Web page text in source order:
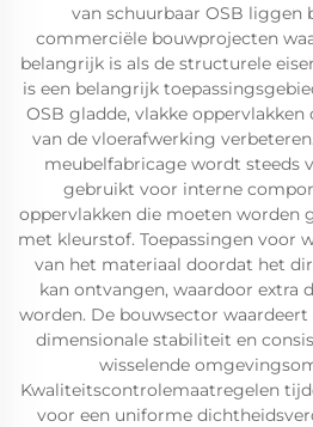
van schuurbaar OSB liggen
commerciële bouwprojecten
belangrijk is als de structurele
is een belangrijk
OSB gladde, vlakke
van de vloerafwerking
meubelfabricage wordt steeds
gebruikt voor interne
oppervlakken die moeten worden
met kleurstof. Toepassingen voor
van het materiaal doordat het
kan ontvangen, waardoor extra
worden. De bouwsector
dimensionale stabiliteit en
wisselende
Kwaliteitscontrolemaatregelen
voor een uniforme